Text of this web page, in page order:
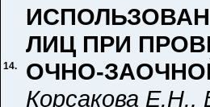
14.
ЛИЦ ПРИ
ОЧНО-
Корсакова Е.Н.,